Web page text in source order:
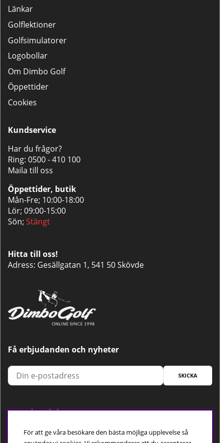
Länkar
Golflektioner
Golfsimulatorer
Logobollar
Om Dimbo Golf
Öppettider
Cookies
Kundservice
Har du frågor?
Ring: 0500 - 410 100
Maila till oss
Öppettider, butik
Mån-Fre; 10:00-18:00
Lör; 09:00-15:00
Sön; Stängt
Hitta till oss!
Adress: Gesällgatan 1, 541 50 Skövde
Få erbjudanden och nyheter
SKICKA
Trygg betalning
För att ge våra besökare den bästa möjliga upplevelse så